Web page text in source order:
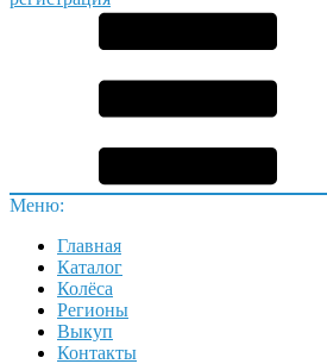
Меню:
Главная
Каталог
Колёса
Регионы
Выкуп
Контакты